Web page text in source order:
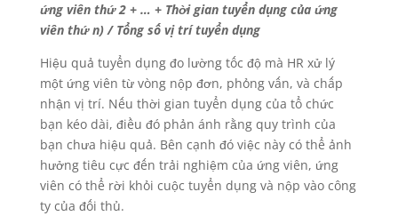
ứng viên thứ 2 + … + Thời gian tuyển dụng của ứng
viên thứ n) / Tổng số vị trí tuyển dụng
Hiệu quả tuyển dụng đo lường tốc độ mà HR xử lý
một ứng viên từ vòng nộp đơn, phỏng vấn, và chấp
nhận vị trí. Nếu thời gian tuyển dụng của tổ chức
bạn kéo dài, điều đó phản ánh rằng quy trình của
bạn chưa hiệu quả. Bên cạnh đó việc này có thể ảnh
hưởng tiêu cực đến trải nghiệm của ứng viên, ứng
viên có thể rời khỏi cuộc tuyển dụng và nộp vào công
ty của đối thủ.